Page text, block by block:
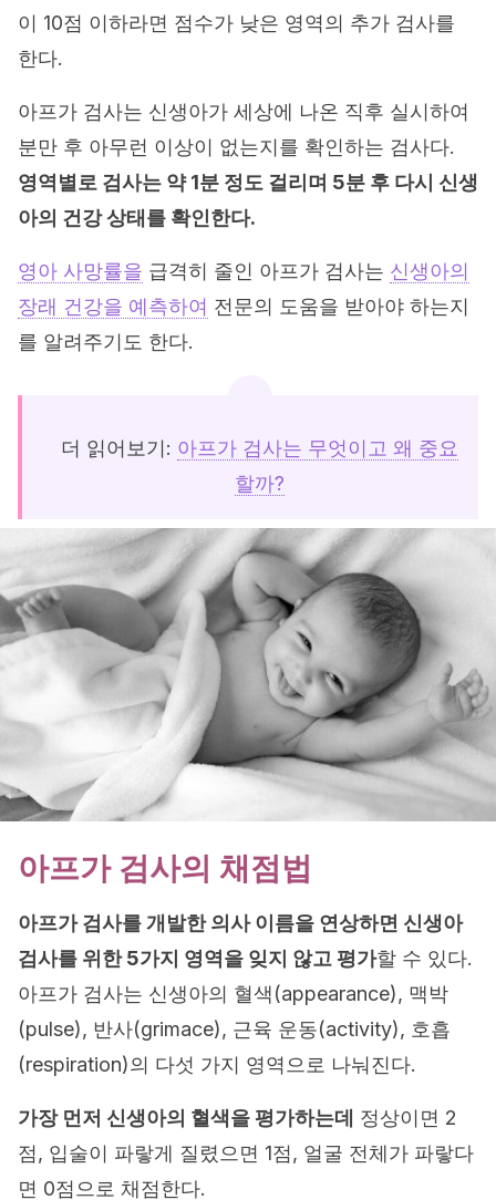
이 10점 이하라면 점수가 낮은 영역의 추가 검사를
한다.
아프가 검사는 신생아가 세상에 나온 직후 실시하여
분만 후 아무런 이상이 없는지를 확인하는 검사다.
영역별로 검사는 약 1분 정도 걸리며 5분 후 다시 신생
아의 건강 상태를 확인한다.
영아 사망률을 급격히 줄인 아프가 검사는 신생아의
장래 건강을 예측하여 전문의 도움을 받아야 하는지
를 알려주기도 한다.
더 읽어보기: 아프가 검사는 무엇이고 왜 중요
할까?
아프가 검사의 채점법
아프가 검사를 개발한 의사 이름을 연상하면 신생아
검사를 위한 5가지 영역을 잊지 않고 평가할 수 있다.
아프가 검사는 신생아의 혈색(appearance), 맥박
(pulse), 반사(grimace), 근육 운동(activity), 호흡
(respiration)의 다섯 가지 영역으로 나눠진다.
가장 먼저 신생아의 혈색을 평가하는데 정상이면 2
점, 입술이 파랗게 질렸으면 1점, 얼굴 전체가 파랗다
면 0점으로 채점한다.